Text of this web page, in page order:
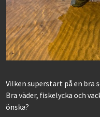
Vilken superstart på en bra
Bra väder, fiskelycka och
önska?